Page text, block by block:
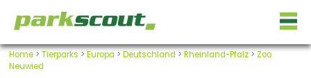
Home> Tierparks > Europa > Deutschland > Rheinland-Pfalz> Zoo
Neuwied